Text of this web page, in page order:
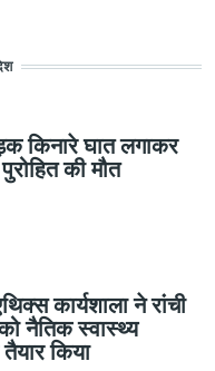
किनारे घात लगाकर
की मौत
कार्यशाला ने रांची
नैतिक स्वास्थ्य
किया